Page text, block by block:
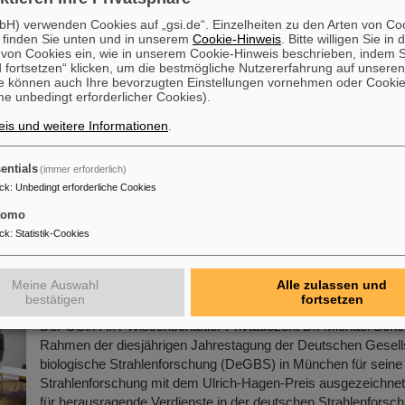
für Dr. Guy Leckenby
Den diesjährigen SPARC-Promotionspreis erhielt Dr. Guy
Speicherring für Neutroneneinfangprozesse”. Die
Rahmen des 22. SPARC-Themenworkshops an der
Griechenland statt, wo die Auszeichnung von Professor
der Universität Stockholm, Sprecher der SPARC-
Mehr »
Preis für GSI/FAIR-Wissenschaftler Michael
in der biologischen Strahlenforschung
Der GSI/FAIR-Wissenschaftler Privatdozent Dr. Michael
Rahmen der diesjährigen Jahrestagung der Deutschen
biologische Strahlenforschung (DeGBS) in München für
Strahlenforschung mit dem Ulrich-Hagen-Preis
für herausragende Verdienste in der deutschen
verwenden Cookies auf „gsi.de“. Einzelheiten zu den Arten von
Sie unten und in unserem Cookie-Hinweis . Bitte willigen Sie in
Cookies ein, wie in unserem Cookie-Hinweis beschrieben, indem
fortsetzen“ klicken, um die bestmögliche Nutzererfahrung auf
können auch Ihre bevorzugten Einstellungen vornehmen oder
unbedingt erforderlicher Cookies).
und weitere Informationen
(immer erforderlich)
: Unbedingt erforderliche Cookies
: Statistik-Cookies
Meine Auswahl
bestätigen
Alle zulassen und
fortsetzen